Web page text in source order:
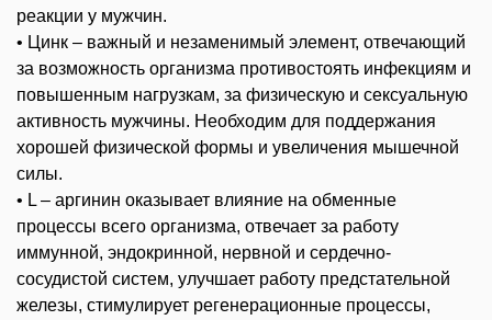
реакции у мужчин.
• Цинк – важный и незаменимый элемент, отвечающий
за возможность организма противостоять инфекциям и
повышенным нагрузкам, за физическую и сексуальную
активность мужчины. Необходим для поддержания
хорошей физической формы и увеличения мышечной
силы.
• L – аргинин оказывает влияние на обменные
процессы всего организма, отвечает за работу
иммунной, эндокринной, нервной и сердечно-
сосудистой систем, улучшает работу предстательной
железы, стимулирует регенерационные процессы,